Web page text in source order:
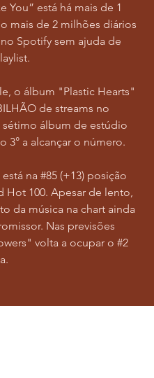
You” está há mais de 1
mais de 2 milhões diários
Spotify sem ajuda de
o álbum "Plastic Hearts"
de streams no
sétimo álbum de estúdio
3° a alcançar o número.
na #85 (+13) posição
Hot 100. Apesar de lento,
da música na chart ainda
Nas previsões
volta a ocupar o #2